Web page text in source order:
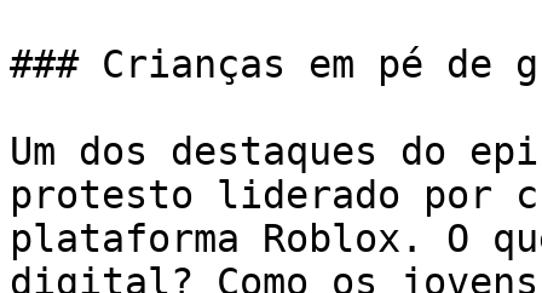
### Crianças em pé de
Um dos destaques do
protesto liderado por
plataforma Roblox. O
digital? Como os